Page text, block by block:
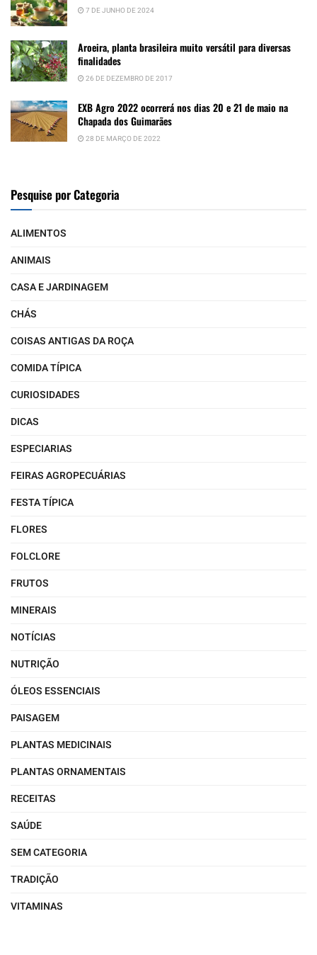
7 DE JUNHO DE 2024
Aroeira, planta brasileira muito versátil para diversas
finalidades
26 DE DEZEMBRO DE 2017
EXB Agro 2022 ocorrerá nos dias 20 e 21 de maio na
Chapada dos Guimarães
28 DE MARÇO DE 2022
Pesquise por Categoria
ALIMENTOS
ANIMAIS
CASA E JARDINAGEM
CHÁS
COISAS ANTIGAS DA ROÇA
COMIDA TÍPICA
CURIOSIDADES
DICAS
ESPECIARIAS
FEIRAS AGROPECUÁRIAS
FESTA TÍPICA
FLORES
FOLCLORE
FRUTOS
MINERAIS
NOTÍCIAS
NUTRIÇÃO
ÓLEOS ESSENCIAIS
PAISAGEM
PLANTAS MEDICINAIS
PLANTAS ORNAMENTAIS
RECEITAS
SAÚDE
SEM CATEGORIA
TRADIÇÃO
VITAMINAS